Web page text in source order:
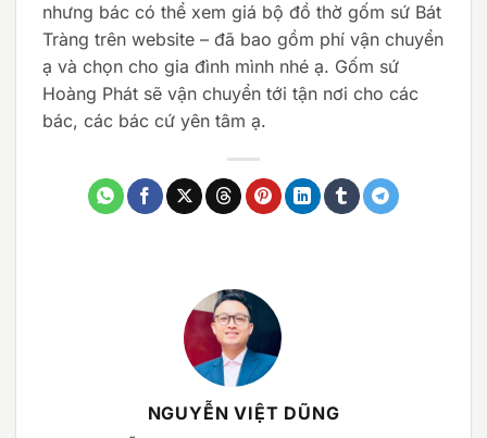
nhưng bác có thể xem giá bộ đồ thờ gốm sứ Bát
Tràng trên website – đã bao gồm phí vận chuyển
ạ và chọn cho gia đình mình nhé ạ. Gốm sứ
Hoàng Phát sẽ vận chuyển tới tận nơi cho các
bác, các bác cứ yên tâm ạ.
NGUYỄN VIỆT DŨNG